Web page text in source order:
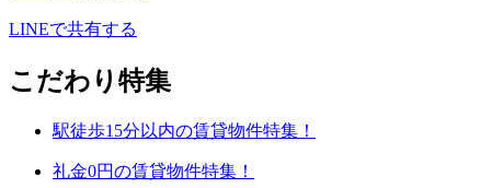
LINEで共有する
こだわり特集
駅徒歩15分以内の賃貸物件特集！
礼金0円の賃貸物件特集！